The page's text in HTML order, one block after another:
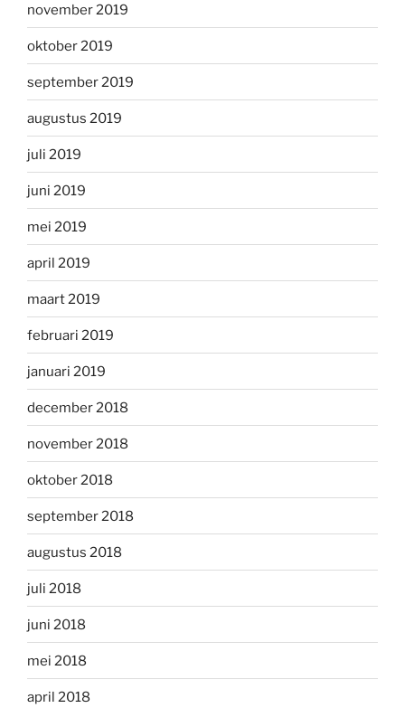
november 2019
oktober 2019
september 2019
augustus 2019
juli 2019
juni 2019
mei 2019
april 2019
maart 2019
februari 2019
januari 2019
december 2018
november 2018
oktober 2018
september 2018
augustus 2018
juli 2018
juni 2018
mei 2018
april 2018